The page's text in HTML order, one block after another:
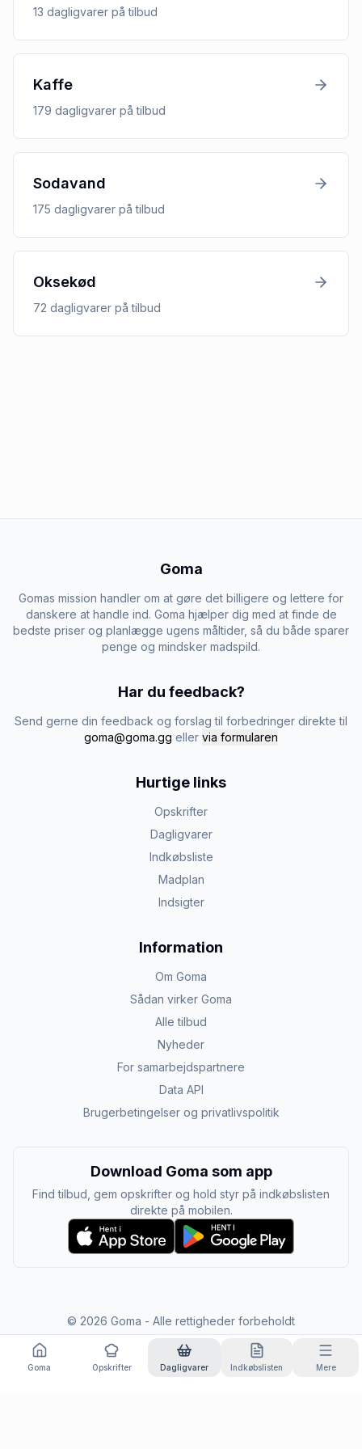
13 dagligvarer på tilbud
Kaffe
179 dagligvarer på tilbud
Sodavand
175 dagligvarer på tilbud
Oksekød
72 dagligvarer på tilbud
Goma
Gomas mission handler om at gøre det billigere og lettere for
danskere at handle ind. Goma hjælper dig med at finde de
bedste priser og planlægge ugens måltider, så du både sparer
penge og mindsker madspild.
Har du feedback?
Send gerne din feedback og forslag til forbedringer direkte til
goma@goma.gg eller via formularen
Hurtige links
Opskrifter
Dagligvarer
Indkøbsliste
Madplan
Indsigter
Information
Om Goma
Sådan virker Goma
Alle tilbud
Nyheder
For samarbejdspartnere
Data API
Brugerbetingelser og privatlivspolitik
Download Goma som app
Find tilbud, gem opskrifter og hold styr på indkøbslisten
direkte på mobilen.
© 2026 Goma - Alle rettigheder forbeholdt
Goma Opskrifter Dagligvarer Indkøbslisten Mere